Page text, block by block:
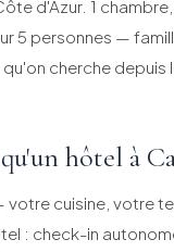
d'Azur. 1
5 personnes —
qu'on cherche depuis
hôtel à
cuisine, votre
: check-in